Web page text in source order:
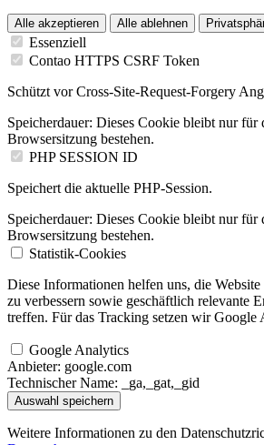
Alle akzeptieren Alle ablehnen
Essenziell
Contao HTTPS CSRF Token
Schützt vor Cross-Site-Request-Forgery
Speicherdauer: Dieses Cookie bleibt nur für
Browsersitzung bestehen.
PHP SESSION ID
Speichert die aktuelle PHP-Session.
Speicherdauer: Dieses Cookie bleibt nur für
Browsersitzung bestehen.
Statistik-Cookies
Diese Informationen helfen uns, die
zu verbessern sowie geschäftlich relevante
treffen. Für das Tracking setzen wir Google
Google Analytics
Anbieter: google.com
Technischer Name: _ga,_gat,_gid
Auswahl speichern
Weitere Informationen zu den